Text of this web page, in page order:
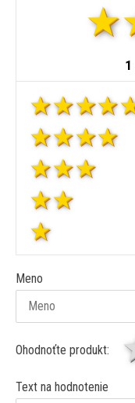
1
Meno
Ohodnoťte produkt:
Text na hodnotenie